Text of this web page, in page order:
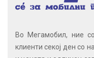
Во Мегамобил, ние
клиенти секој ден со